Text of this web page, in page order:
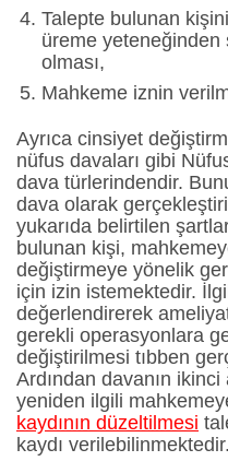
Talepte bulunan
üreme
olması,
Mahkeme iznin
Ayrıca cinsiyet
nüfus davaları gibi
dava türlerindendir.
dava olarak
yukarıda belirtilen
bulunan kişi,
değiştirmeye yönelik
için izin istemektedir.
değerlendirerek
gerekli operasyonlara
değiştirilmesi tıbben
Ardından davanın
yeniden ilgili
kaydının düzeltilmesi
kaydı verilebilinmektedir.